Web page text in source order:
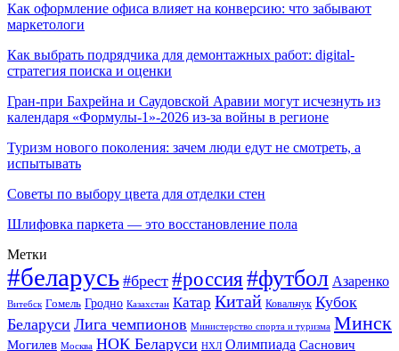
Как оформление офиса влияет на конверсию: что забывают
маркетологи
Как выбрать подрядчика для демонтажных работ: digital-
стратегия поиска и оценки
Гран-при Бахрейна и Саудовской Аравии могут исчезнуть из
календаря «Формулы-1»-2026 из-за войны в регионе
Туризм нового поколения: зачем люди едут не смотреть, а
испытывать
Советы по выбору цвета для отделки стен
Шлифовка паркета — это восстановление пола
Метки
#беларусь #брест #россия#футбол Азаренко
Витебск Гомель Гродно Казахстан Катар Китай Ковальчук Кубок
Беларуси Лига чемпионов Министерство спорта и туризма Минск
Могилев Москва НОК Беларуси НХЛ Олимпиада Саснович